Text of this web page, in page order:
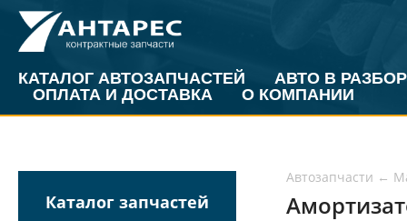
КАТАЛОГ АВТОЗАПЧАСТЕЙ
АВТО В РАЗБОР
ОПЛАТА И ДОСТАВКА
О КОМПАНИИ
Каталог запчастей
Автозапчасти ←